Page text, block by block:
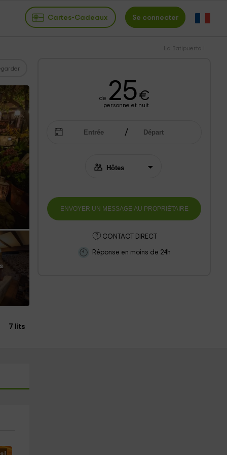
Cartes-Cadeaux Se connecter
La Batipuerta I
de 25€
personne et nuit
CONTACT DIRECT
Réponse en moins de 24h
7 lits